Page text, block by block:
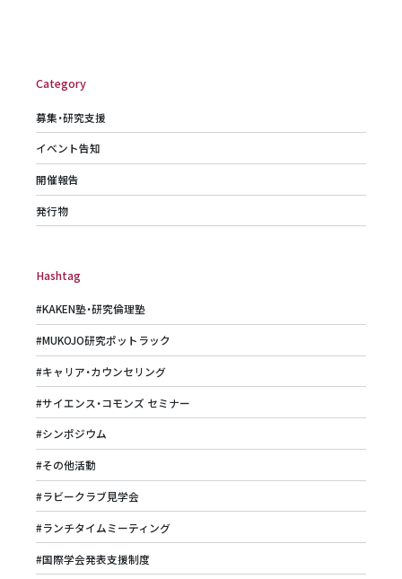
Category
募集・研究支援
イベント告知
開催報告
発行物
Hashtag
#KAKEN塾・研究倫理塾
#MUKOJO研究ポットラック
#キャリア・カウンセリング
#サイエンス・コモンズ セミナー
#シンポジウム
#その他活動
#ラビークラブ見学会
#ランチタイムミーティング
#国際学会発表支援制度